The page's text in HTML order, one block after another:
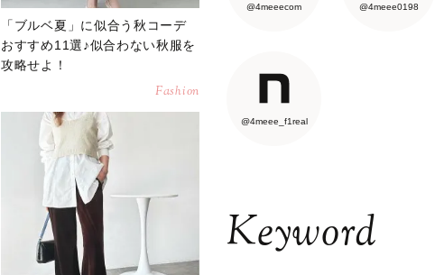
「ブルベ夏」に似合う秋コーデ
おすすめ11選♪似合わない秋服を
攻略せよ！
Fashion
@4meeecom @4meee0198
@4meee_f1real
Keyword